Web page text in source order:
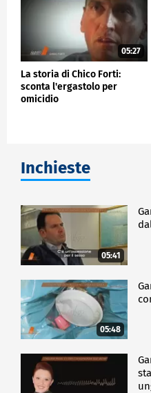
05:27
La storia di Chico Forti:
sconta l'ergastolo per
omicidio
Inchieste
05:41
05:48